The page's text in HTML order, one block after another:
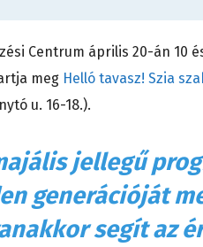
Centrum április 20-án 10
meg Helló tavasz! Szia
u. 16-18.).
jellegű
generációját
segít az